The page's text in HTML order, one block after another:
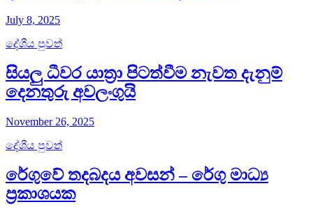
July 8, 2025
දේශීය පුවත්
සියලු ධීවර යාත්‍රා පිටත්වීම නැවත දැනුම්
දෙනතුරු අවලංගුයි
November 26, 2025
දේශීය පුවත්
රේගුවේ තදබදය අවසන් – රේගු මාධ්‍ය
ප්‍රකාශයක